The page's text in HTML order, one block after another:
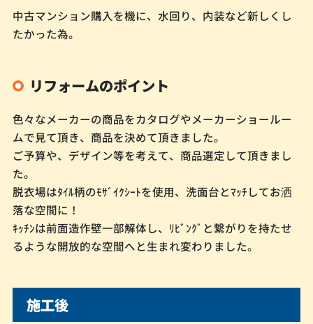
中古マンション購入を機に、水回り、内装など新しくし
たかった為。
リフォームのポイント
色々なメーカーの商品をカタログやメーカーショールー
ムで見て頂き、商品を決めて頂きました。
ご予算や、デザイン等を考えて、商品選定して頂きまし
た。
脱衣場はﾀｲﾙ柄のﾓｻﾞｲｸｼｰﾄを使用、洗面台とﾏｯﾁしてお洒
落な空間に！
ｷｯﾁﾝは前面造作壁一部解体し、ﾘﾋﾞﾝｸﾞと繋がりを持たせ
るような開放的な空間へと生まれ変わりました。
施工後